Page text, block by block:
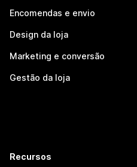
Encomendas e envio
Design da loja
Marketing e conversão
Gestão da loja
Recursos